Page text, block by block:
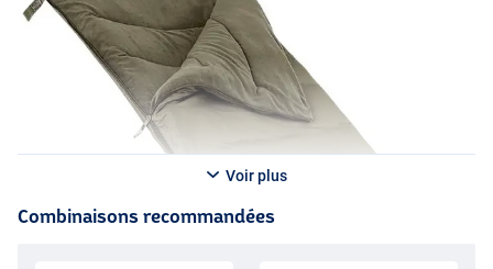
Voir plus
Combinaisons recommandées